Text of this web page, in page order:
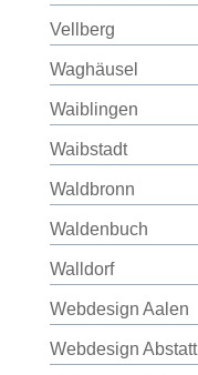
Vellberg
Waghäusel
Waiblingen
Waibstadt
Waldbronn
Waldenbuch
Walldorf
Webdesign Aalen
Webdesign Abstatt